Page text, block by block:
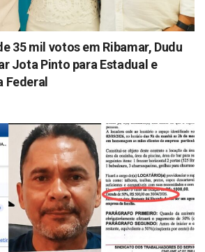
35 mil votos em Ribamar, Dudu
Jota Pinto para Estadual e
Federal